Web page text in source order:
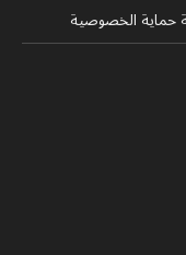
حماية الخصوصية